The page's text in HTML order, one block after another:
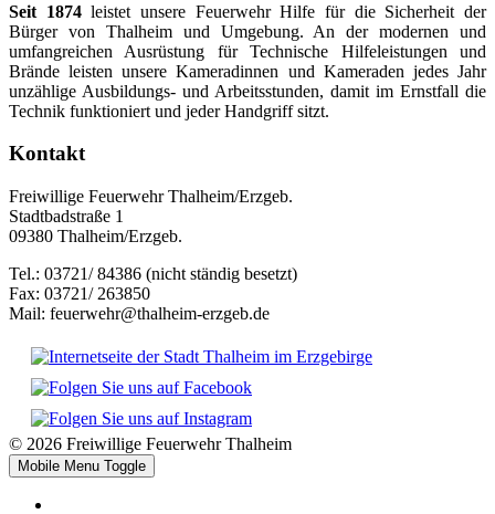
Seit 1874leistet unsere Feuerwehr Hilfe für die Sicherheit der
Bürger von Thalheim und Umgebung. An der modernen und
umfangreichen Ausrüstung für Technische Hilfeleistungen und
Brände leisten unsere Kameradinnen und Kameraden jedes Jahr
unzählige Ausbildungs- und Arbeitsstunden, damit im Ernstfall die
Technik funktioniert und jeder Handgriff sitzt.
Kontakt
Freiwillige Feuerwehr Thalheim/Erzgeb.
Stadtbadstraße 1
09380 Thalheim/Erzgeb.
Tel.: 03721/ 84386 (nicht ständig besetzt)
Fax: 03721/ 263850
Mail: feuerwehr@thalheim-erzgeb.de
© 2026 Freiwillige Feuerwehr Thalheim
Mobile Menu Toggle